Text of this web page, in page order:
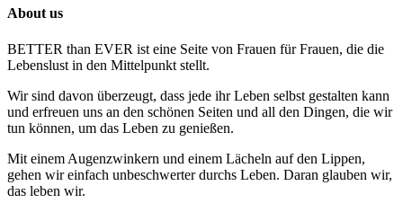
About us
BETTER than EVER ist eine Seite von Frauen für Frauen, die die
Lebenslust in den Mittelpunkt stellt.
Wir sind davon überzeugt, dass jede ihr Leben selbst gestalten kann
und erfreuen uns an den schönen Seiten und all den Dingen, die wir
tun können, um das Leben zu genießen.
Mit einem Augenzwinkern und einem Lächeln auf den Lippen,
gehen wir einfach unbeschwerter durchs Leben. Daran glauben wir,
das leben wir.